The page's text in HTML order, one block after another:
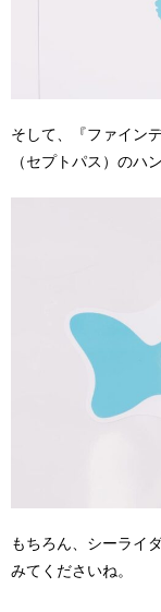
そして、『ファイン
（セプトパス）のハ
もちろん、シーライ
みてくださいね。